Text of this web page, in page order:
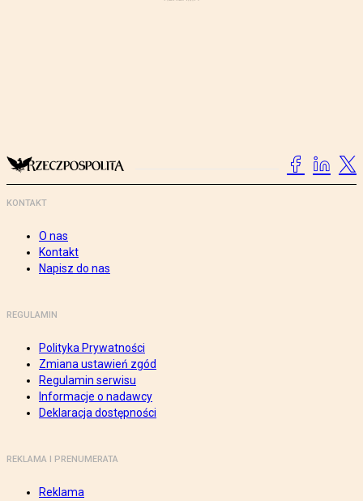
KONTAKT
O nas
Kontakt
Napisz do nas
REGULAMIN
Polityka Prywatności
Zmiana ustawień zgód
Regulamin serwisu
Informacje o nadawcy
Deklaracja dostępności
REKLAMA I PRENUMERATA
Reklama